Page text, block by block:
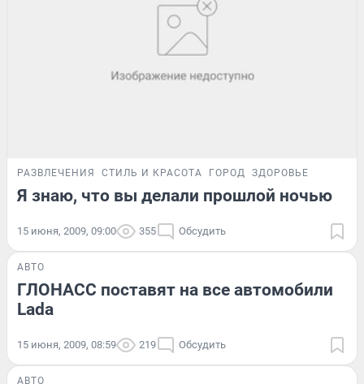
РАЗВЛЕЧЕНИЯ СТИЛЬ И КРАСОТА ГОРОД ЗДОРОВЬЕ
Я знаю, что вы делали прошлой ночью
15 июня, 2009, 09:00 355 Обсудить
АВТО
ГЛОНАСС поставят на все автомобили
Lada
15 июня, 2009, 08:59 219 Обсудить
АВТО